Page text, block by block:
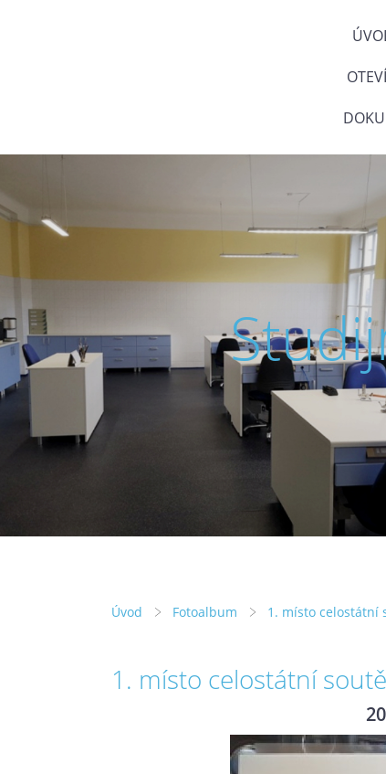
Úvod Fotoalbum 1. místo celostátní
1. místo celostátní